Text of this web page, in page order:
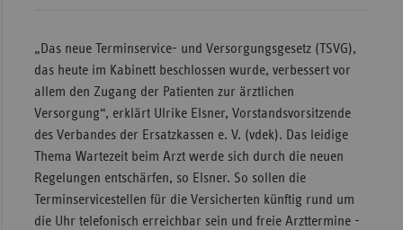
„Das neue Terminservice- und Versorgungsgesetz (TSVG),
das heute im Kabinett beschlossen wurde, verbessert vor
allem den Zugang der Patienten zur ärztlichen
Versorgung“, erklärt Ulrike Elsner, Vorstandsvorsitzende
des Verbandes der Ersatzkassen e. V. (vdek). Das leidige
Thema Wartezeit beim Arzt werde sich durch die neuen
Regelungen entschärfen, so Elsner. So sollen die
Terminservicestellen für die Versicherten künftig rund um
die Uhr telefonisch erreichbar sein und freie Arzttermine -